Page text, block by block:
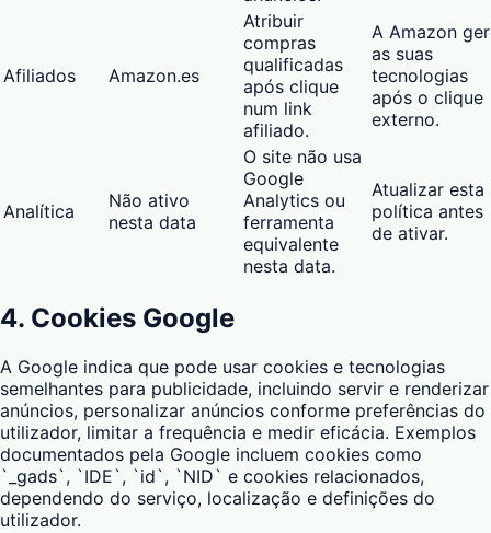
Afiliados Amazon.es
Atribuir
compras
qualificadas
após clique
num link
afiliado.
A Amazon
as suas
tecnologias
após o clique
externo.
Analítica
Não ativo
nesta data
O site não usa
Google
Analytics ou
ferramenta
equivalente
nesta data.
Atualizar esta
política antes
de ativar.
4. Cookies Google
A Google indica que pode usar cookies e tecnologias
semelhantes para publicidade, incluindo servir e renderizar
anúncios, personalizar anúncios conforme preferências do
utilizador, limitar a frequência e medir eficácia. Exemplos
documentados pela Google incluem cookies como
`_gads`, `IDE`, `id`, `NID` e cookies relacionados,
dependendo do serviço, localização e definições do
utilizador.